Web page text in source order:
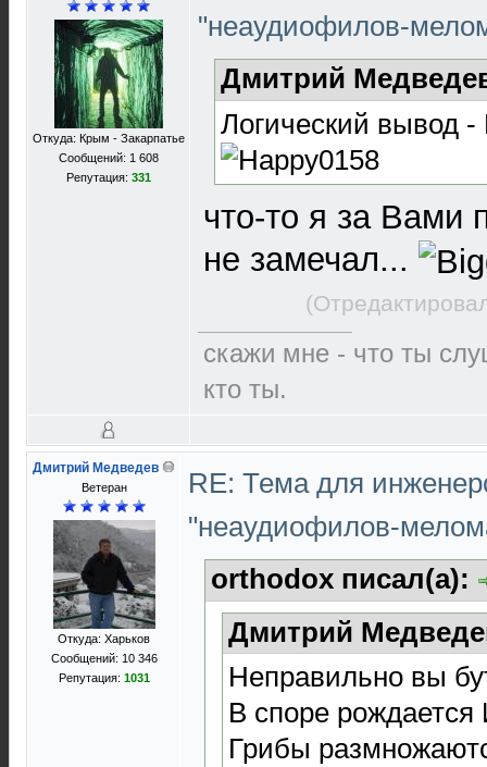
Откуда: Крым - Закарпатье
Сообщений: 1 608
Репутация: 331
"неаудиофилов-
Дмитрий
Логический вывод -
что-то я за Вами
не замечал...
скажи мне - что ты
кто ты.
Дмитрий Медведев
Ветеран
Откуда: Харьков
Сообщений: 10 346
Репутация: 1031
RE: Тема для
"неаудиофилов-
orthodox писал(а):
Дмитрий
Неправильно вы
В споре рождается
Грибы